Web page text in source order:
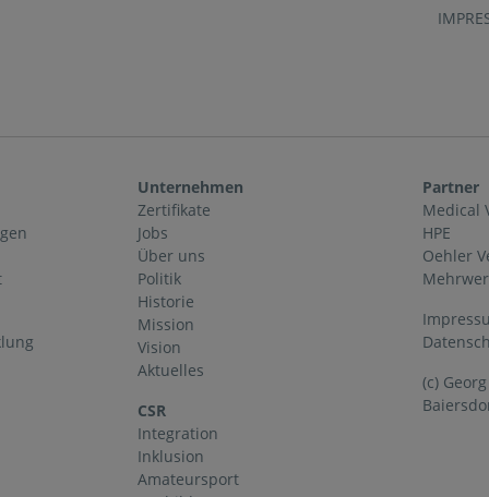
Unternehmen
Zertifikate
Jobs
Über uns
Politik
Historie
Mission
Vision
Aktuelles
CSR
Integration
Inklusion
Amateursport
Partner
Medical
HPE
Oehler
(c)